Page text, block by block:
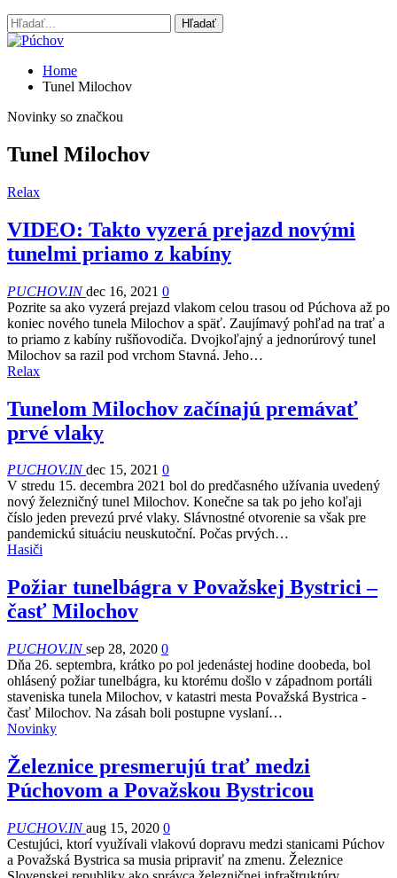
Home
Tunel Milochov
Novinky so značkou
Tunel Milochov
Relax
VIDEO: Takto vyzerá prejazd novými
tunelmi priamo z kabíny
PUCHOV.INdec 16, 2021 0
Pozrite sa ako vyzerá prejazd vlakom celou trasou od Púchova až po
koniec nového tunela Milochov a späť. Zaujímavý pohľad na trať a
to priamo z kabíny rušňovodiča. Dvojkoľajný a jednorúrový tunel
Milochov sa razil pod vrchom Stavná. Jeho…
Relax
Tunelom Milochov začínajú premávať
prvé vlaky
PUCHOV.INdec 15, 2021 0
V stredu 15. decembra 2021 bol do predčasného užívania uvedený
nový železničný tunel Milochov. Konečne sa tak po jeho koľaji
číslo jeden prevezú prvé vlaky. Slávnostné otvorenie sa však pre
pandemickú situáciu neuskutoční. Počas prvých…
Hasiči
Požiar tunelbágra v Považskej Bystrici –
časť Milochov
PUCHOV.INsep 28, 2020 0
Dňa 26. septembra, krátko po pol jedenástej hodine doobeda, bol
ohlásený požiar tunelbágra, ku ktorému došlo v západnom portáli
staveniska tunela Milochov, v katastri mesta Považská Bystrica -
časť Milochov. Na zásah boli postupne vyslaní…
Novinky
Železnice presmerujú trať medzi
Púchovom a Považskou Bystricou
PUCHOV.INaug 15, 2020 0
Cestujúci, ktorí využívali vlakovú dopravu medzi stanicami Púchov
a Považská Bystrica sa musia pripraviť na zmenu. Železnice